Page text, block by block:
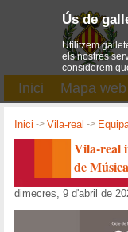
Inici Mapa web
Inici ->Vila-real ->
Vila-real
de
dimecres, 9 d'abril de
Ús de
Utilitzem
els nostres
considerem